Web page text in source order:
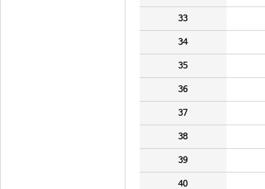
33
34
35
36
37
38
39
40